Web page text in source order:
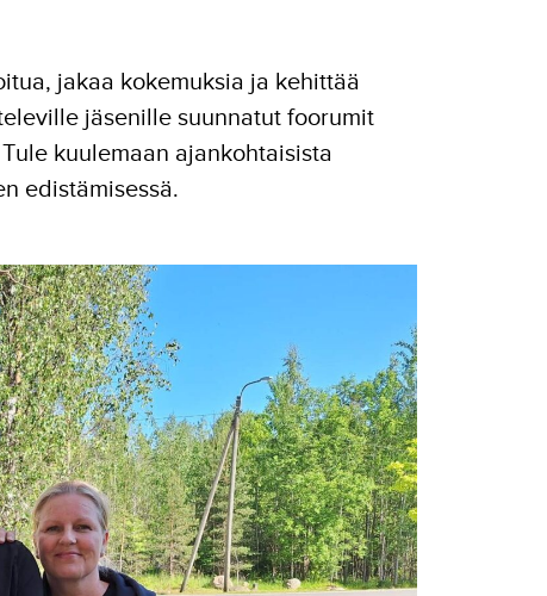
jakaa kokemuksia ja kehittää
jäsenille suunnatut foorumit
kuulemaan ajankohtaisista
edistämisessä.